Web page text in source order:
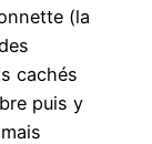
(la
cachés
puis y